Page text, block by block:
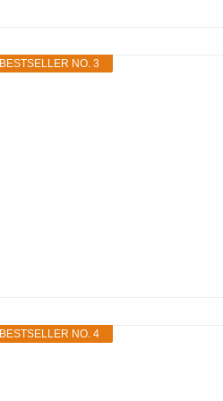
BESTSELLER NO. 3
BESTSELLER NO. 4